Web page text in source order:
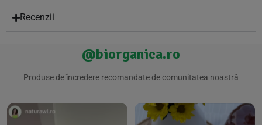
Recenzii
@biorganica.ro
Produse de încredere recomandate de comunitatea noastră